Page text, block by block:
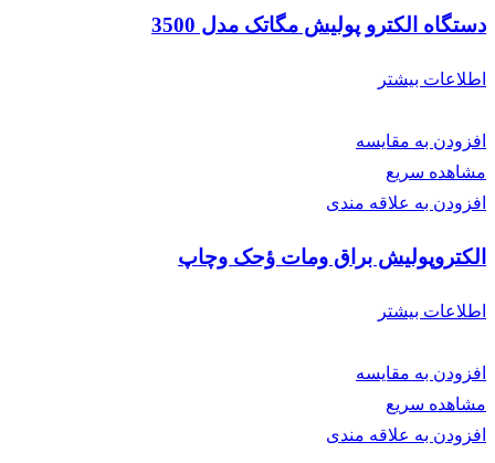
دستگاه الکترو پولیش مگاتک مدل 3500
اطلاعات بیشتر
افزودن به مقایسه
مشاهده سریع
افزودن به علاقه مندی
الکتروپولیش براق ومات ؤحک وچاپ
اطلاعات بیشتر
افزودن به مقایسه
مشاهده سریع
افزودن به علاقه مندی